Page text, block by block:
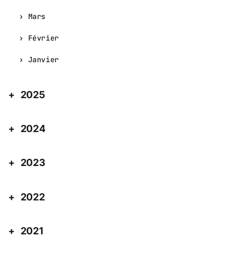
Mars
Février
Janvier
2025
2024
2023
2022
2021